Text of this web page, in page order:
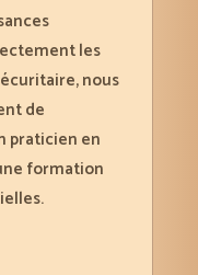
les
nous
de
praticien en
formation